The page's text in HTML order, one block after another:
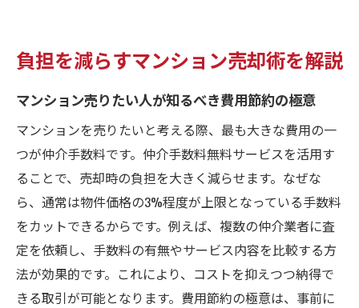
負担を減らすマンション売却術を解説
マンション売りたい人が知るべき費用節約の極意
マンションを売りたいと考える際、最も大きな費用の一
つが仲介手数料です。仲介手数料無料サービスを活用す
ることで、売却時の負担を大きく減らせます。なぜな
ら、通常は物件価格の3%程度が上限となっている手数料
をカットできるからです。例えば、複数の仲介業者に査
定を依頼し、手数料の有無やサービス内容を比較する方
法が効果的です。これにより、コストを抑えつつ納得で
きる取引が可能となります。費用節約の極意は、事前に